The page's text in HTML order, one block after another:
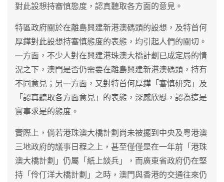
對此設想持審慎態度，認真聽取各方面的意見。
特區政府關於在離島興建新港澳碼頭的設想，及特首何
厚鏵對此設想持審慎態度的表態，均引起人們的關切。
一方面，不少人對在興建港珠澳大橋計劃已成定局的情
況之下，澳門是否仍需要在離島興建新港澳碼頭，持有
不同意見；另一方面，又對特首何厚鏵「審慎研究」及
「認真聽取各方面意見」的表態，深感欣慰，認為這是
實事求是的態度。
實際上，倘若港珠澳大橋計劃尚未被擺到中央及粵港澳
三地政府的議事日程之上，甚至僅僅是在一年前「港珠
澳大橋計劃」仍屬「紙上談兵」，而廣東省政府仍在堅
持「伶仃洋大橋計劃」之時，澳門與香港的交通往來仍